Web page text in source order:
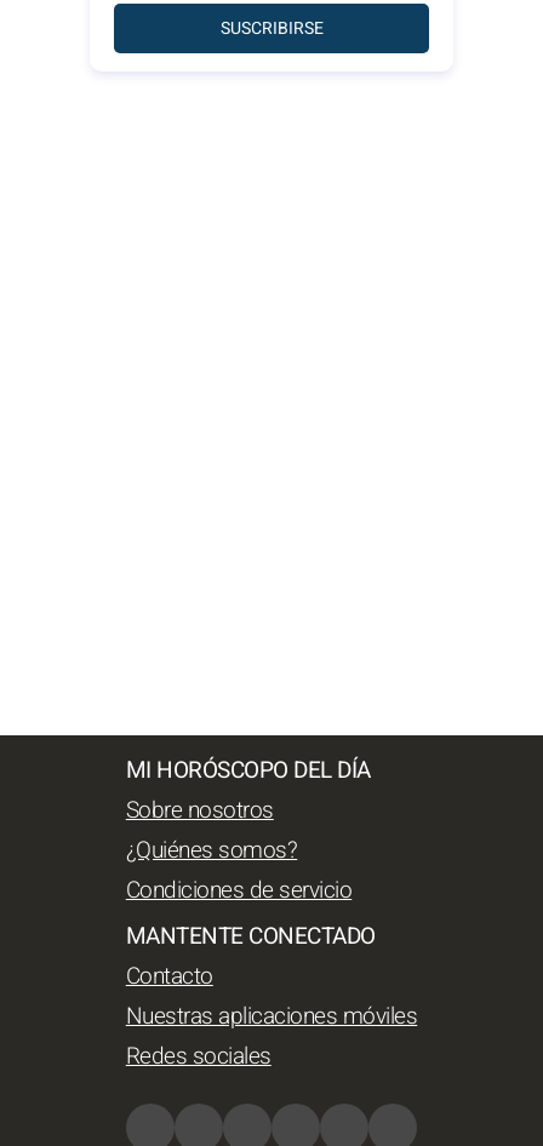
SUSCRIBIRSE
MI HORÓSCOPO DEL DÍA
Sobre nosotros
¿Quiénes somos?
Condiciones de servicio
MANTENTE CONECTADO
Contacto
Nuestras aplicaciones móviles
Redes sociales